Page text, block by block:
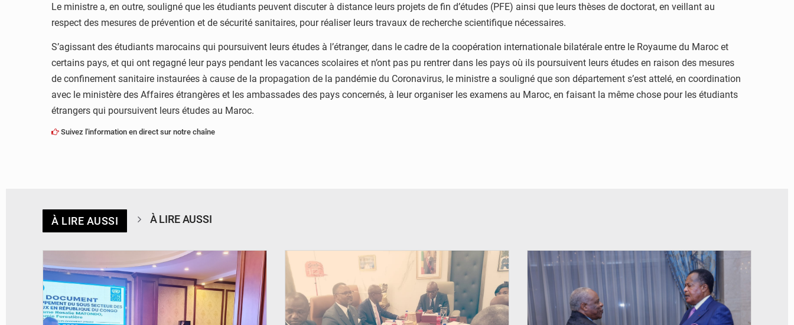
Le ministre a, en outre, souligné que les étudiants peuvent discuter à distance leurs projets de fin d’études (PFE) ainsi que leurs thèses de doctorat, en veillant au
respect des mesures de prévention et de sécurité sanitaires, pour réaliser leurs travaux de recherche scientifique nécessaires.
S’agissant des étudiants marocains qui poursuivent leurs études à l’étranger, dans le cadre de la coopération internationale bilatérale entre le Royaume du Maroc et
certains pays, et qui ont regagné leur pays pendant les vacances scolaires et n’ont pas pu rentrer dans les pays où ils poursuivent leurs études en raison des mesures
de confinement sanitaire instaurées à cause de la propagation de la pandémie du Coronavirus, le ministre a souligné que son département s’est attelé, en coordination
avec le ministère des Affaires étrangères et les ambassades des pays concernés, à leur organiser les examens au Maroc, en faisant la même chose pour les étudiants
étrangers qui poursuivent leurs études au Maroc.
Suivez l'information en direct sur notre chaîne
À LIRE AUSSI À LIRE AUSSI